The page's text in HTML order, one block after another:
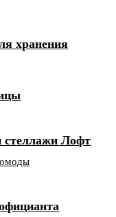
хранения
Лофт